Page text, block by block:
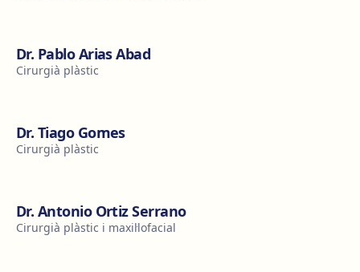
Dr. Pablo Arias Abad
Cirurgià plàstic
Dr. Tiago Gomes
Cirurgià plàstic
Dr. Antonio Ortiz Serrano
Cirurgià plàstic i maxil·lofacial